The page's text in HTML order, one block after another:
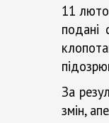
11
подані
За
змін,